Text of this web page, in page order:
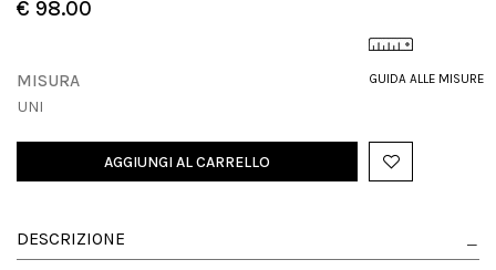
€ 98.00
GUIDA ALLE MISURE
MISURA
UNI
AGGIUNGI AL CARRELLO
DESCRIZIONE